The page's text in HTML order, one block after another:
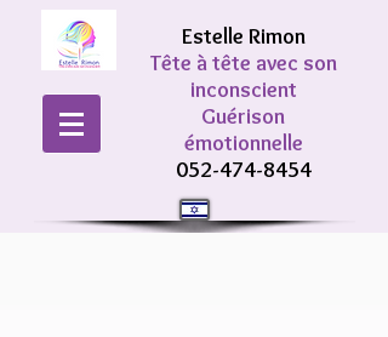
Estelle Rimon
Tête à tête avec son
inconscient
Guérison
émotionnelle
052-474-8454